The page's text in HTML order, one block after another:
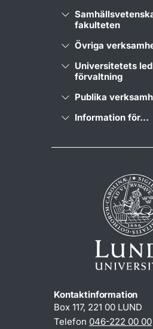
fakulteten
Övriga
Universitetets
förvaltning
Publika
Information för...
Kontaktinformation
Box 117, 221 00 LUND
Telefon 046-222 00 00